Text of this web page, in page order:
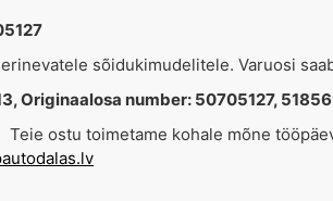
sõidukimudelitele. Varuosi
Originaalosa number: 50705127,
ostu toimetame kohale mõne